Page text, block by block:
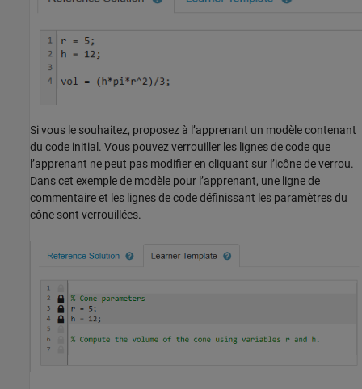
Si vous le souhaitez, proposez à l’apprenant un modèle contenant
du code initial. Vous pouvez verrouiller les lignes de code que
l’apprenant ne peut pas modifier en cliquant sur l’icône de verrou.
Dans cet exemple de modèle pour l’apprenant, une ligne de
commentaire et les lignes de code définissant les paramètres du
cône sont verrouillées.